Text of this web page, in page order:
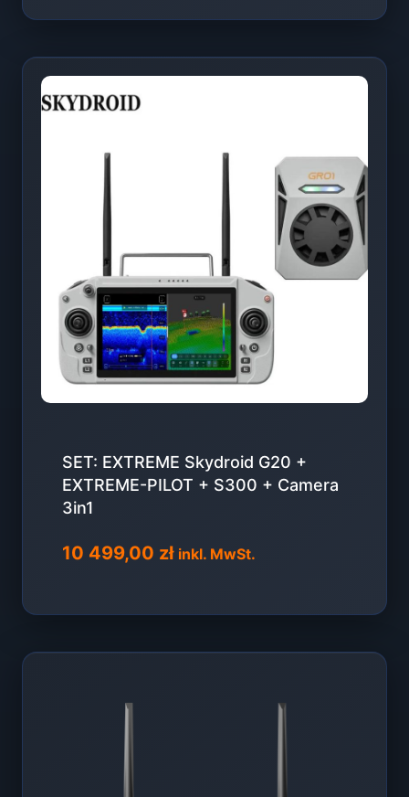
SET: EXTREME Skydroid G20 +
EXTREME-PILOT + S300 + Camera
3in1
10 499,00 zł inkl. MwSt.